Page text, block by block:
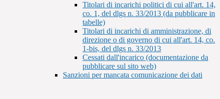
Titolari di incarichi politici di cui all'art. 14,
co. 1, del dlgs n. 33/2013 (da pubblicare in
tabelle)
Titolari di incarichi di amministrazione, di
direzione o di governo di cui all'art. 14, co.
1-bis, del dlgs n. 33/2013
Cessati dall'incarico (documentazione da
pubblicare sul sito web)
Sanzioni per mancata comunicazione dei dati